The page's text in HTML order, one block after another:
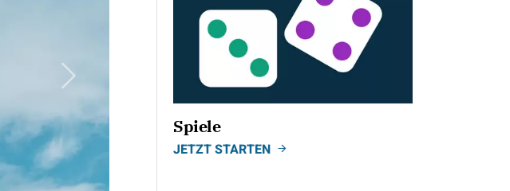
Nächstes Bild
Spiele
JETZT STARTEN